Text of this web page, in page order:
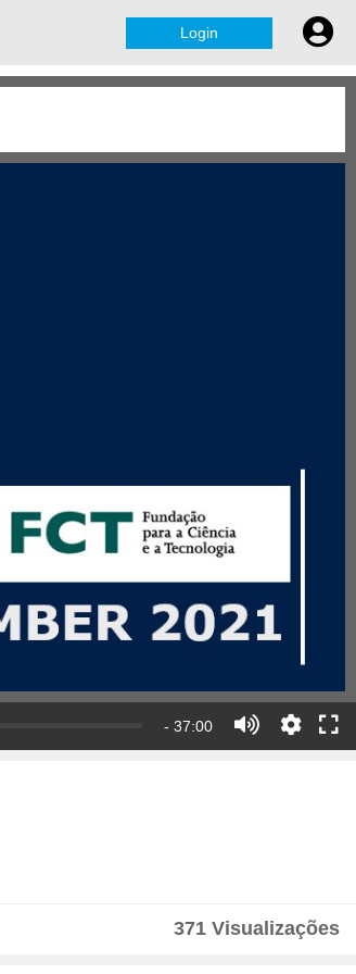
Login
- 37:00
371 Visualizações